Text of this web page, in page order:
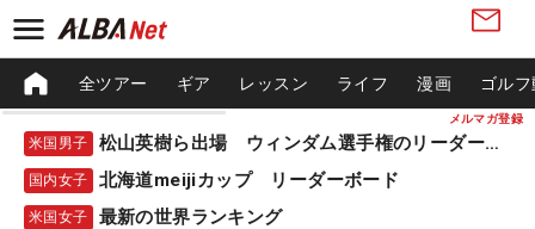
メルマガ登録
全ツアー ギア レッスン ライフ 漫画 ゴル
米国男子 松山英樹ら出場 ウィンダム選手権のリーダーボード
国内女子 北海道meijiカップ リーダーボード
米国女子 最新の世界ランキング